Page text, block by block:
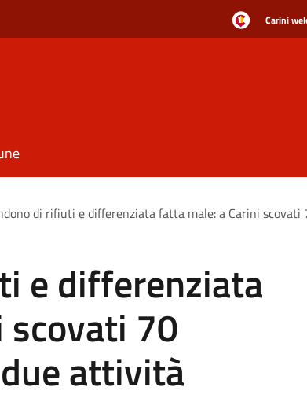
Carini
di rifiuti e differenziata fatta male: a Carini
e differenziata
scovati 70
attività